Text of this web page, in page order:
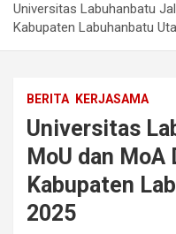
Universitas Labuhanbatu
Kabupaten Labuhanbatu
BERITA KERJASAMA
Universitas
MoU dan MoA
Kabupaten
2025